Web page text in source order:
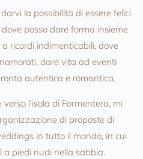
la possibilità di essere felici
posso dare forma insieme
ricordi indimenticabili, dove
dare vita ad eventi
autentica e romantica.
l’isola di Formentera, mi
di proposte di
in tutto il mondo, in cui
a piedi nudi nella sabbia.